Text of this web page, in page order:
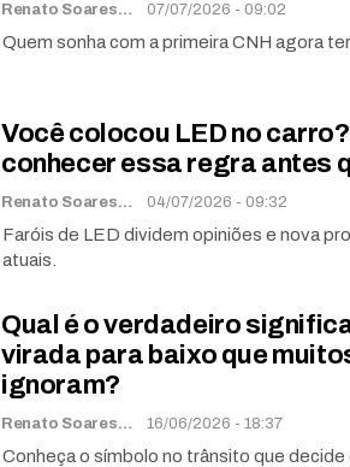
Renato Soares 07/07/2026 - 09:02
Quem sonha com a primeira CNH agora
Você colocou LED no
conhecer essa regra antes
Renato Soares 04/07/2026 - 09:32
Faróis de LED dividem opiniões e nova
atuais.
Qual é o verdadeiro
virada para baixo que
ignoram?
Renato Soares 16/06/2026 - 18:37
Conheça o símbolo no trânsito que